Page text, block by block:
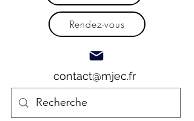
contact@mjec.fr
Rendez-vous